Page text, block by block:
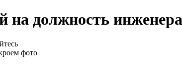
на должность
фото